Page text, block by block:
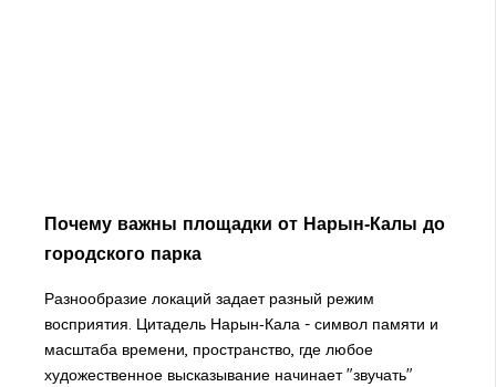
Почему важны площадки от Нарын‑Калы до
городского парка
Разнообразие локаций задает разный режим
восприятия. Цитадель Нарын‑Кала - символ памяти и
масштаба времени, пространство, где любое
художественное высказывание начинает "звучать"